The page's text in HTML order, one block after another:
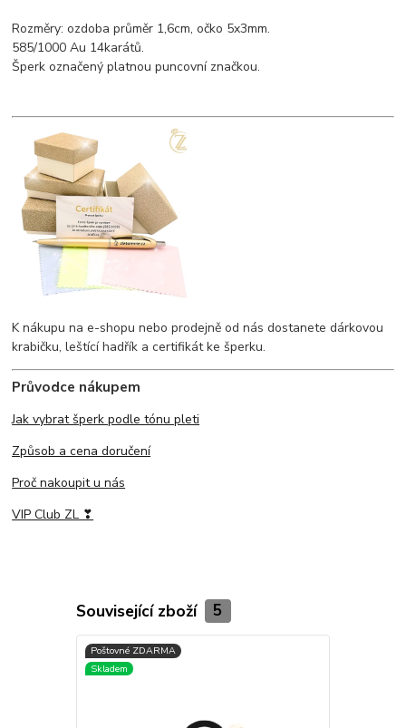
Rozměry: ozdoba průměr 1,6cm, očko 5x3mm.
585/1000 Au 14karátů.
Šperk označený platnou puncovní značkou.
K nákupu na e-shopu nebo prodejně od nás dostanete dárkovou
krabičku, leštící hadřík a certifikát ke šperku.
Průvodce nákupem
Jak vybrat šperk podle tónu pleti
Způsob a cena doručení
Proč nakoupit u nás
VIP Club ZL ❣
Související zboží 5